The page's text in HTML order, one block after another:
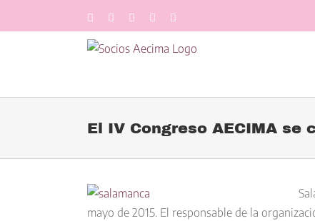
al
FacebookLinkedIn
TwitterYouTube
El IV Congreso AECIMA se
imagen
más
mayo de 2015. El responsable de la